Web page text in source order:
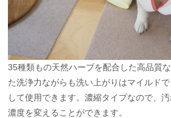
35種類もの天然ハーブを配合した高品質
た洗浄力ながらも洗い上がりはマイルド
して使用できます。濃縮タイプなので、
濃度を変えることができます。